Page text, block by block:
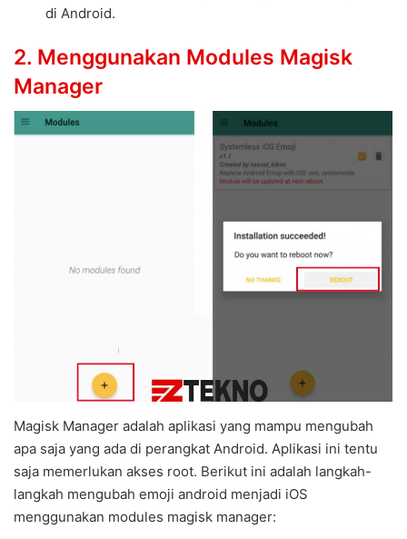
di Android.
2. Menggunakan Modules Magisk
Manager
Magisk Manager adalah aplikasi yang mampu mengubah
apa saja yang ada di perangkat Android. Aplikasi ini tentu
saja memerlukan akses root. Berikut ini adalah langkah-
langkah mengubah emoji android menjadi iOS
menggunakan modules magisk manager: